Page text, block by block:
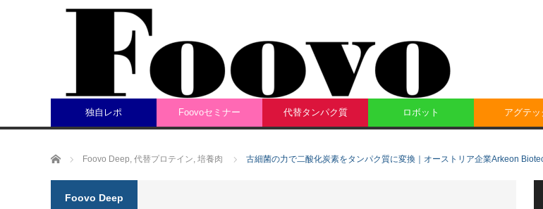
独自レポ Foovoセミナー 代替タンパク質 ロボット アグテッ
ホーム Foovo Deep, 代替プロテイン, 培養肉 古細菌の力で二酸化炭素をタンパク質に変換｜オーストリア企業Arkeon
Foovo Deep